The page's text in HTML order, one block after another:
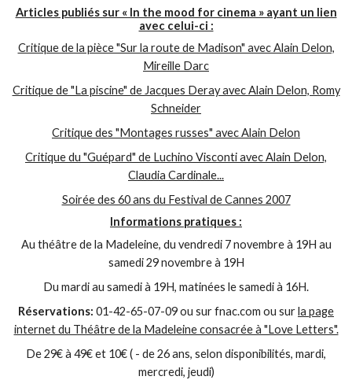
Articles publiés sur « In the mood for cinema » ayant un lien
avec celui-ci :
Critique de la pièce "Sur la route de Madison" avec Alain Delon,
Mireille Darc
Critique de "La piscine" de Jacques Deray avec Alain Delon, Romy
Schneider
Critique des "Montages russes" avec Alain Delon
Critique du "Guépard" de Luchino Visconti avec Alain Delon,
Claudia Cardinale...
Soirée des 60 ans du Festival de Cannes 2007
Informations pratiques :
Au théâtre de la Madeleine, du vendredi 7 novembre à 19H au
samedi 29 novembre à 19H
Du mardi au samedi à 19H, matinées le samedi à 16H.
Réservations: 01-42-65-07-09 ou sur fnac.com ou surla page
internet du Théâtre de la Madeleine consacrée à "Love Letters".
De 29€ à 49€ et 10€ ( - de 26 ans, selon disponibilités, mardi,
mercredi, jeudi)